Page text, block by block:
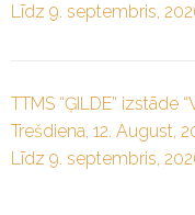
Līdz 9. septembris,
TTMS “ĢILDE” izstāde
Trešdiena, 12. August,
Līdz 9. septembris,